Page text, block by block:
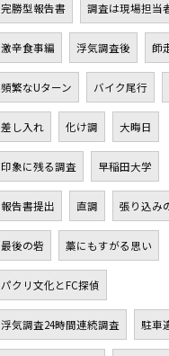
完勝型報告書 調査は現場担当
激辛食事編 浮気調査後 師
頻繁なUターン バイク尾行
差し入れ 化け調 大晦日
印象に残る調査 早稲田大学
報告書提出 直調 張り込み
最後の砦 藁にもすがる思い
パクリ文化とFC探偵
浮気調査24時間連続調査 駐車